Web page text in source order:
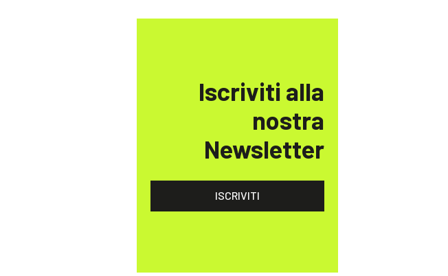
Iscriviti alla
nostra
Newsletter
ISCRIVITI